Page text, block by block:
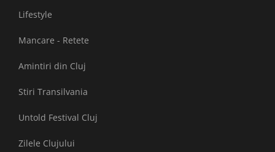
Lifestyle
Mancare - Retete
Amintiri din Cluj
Stiri Transilvania
Untold Festival Cluj
Zilele Clujului